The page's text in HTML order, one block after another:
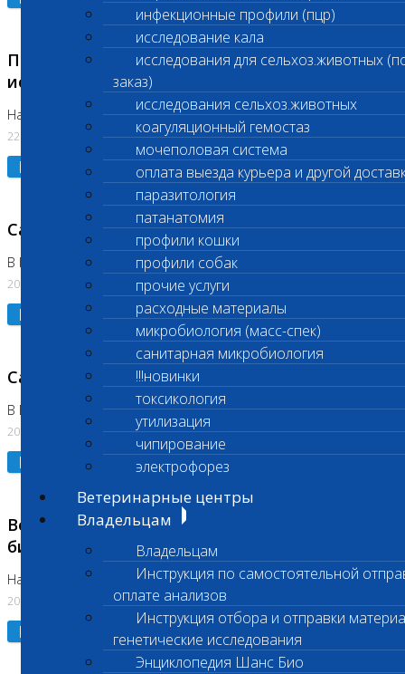
инфекционные профили (пцр)
исследование кала
исследования для сельхоз.животных
заказ)
исследования сельхоз.животных
коагуляционный гемостаз
мочеполовая система
оплата выезда курьера и другой
паразитология
патанатомия
профили кошки
профили собак
прочие услуги
расходные материалы
микробиология (масс-спек)
санитарная микробиология
!!!новинки
токсикология
утилизация
чипирование
электрофорез
Ветеринарные центры
Владельцам
Владельцам
Инструкция по самостоятельной
оплате анализов
Инструкция отбора и отправки
генетические исследования
Энциклопедия Шанс Био
Приостановлено выполнение биохимических
исследований
На Нагорной. Код ( 123,310,309)
22.07.2026
Подробнее
Санитарные дни
В Коломне 24.07.2026 и 28.07.2026
20.07.2026
Подробнее
Санитарный день
В Бутово 21.07.2026
20.07.2026
Подробнее
Возобновлено выполнение срочных
биохимических исследований
На Нагорной
20.07.2026
Подробнее